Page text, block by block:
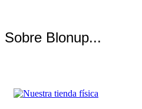
Sobre Blonup...